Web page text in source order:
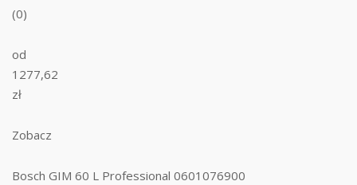
(0)
od
1277,62
zł
Zobacz
Bosch GIM 60 L Professional 0601076900